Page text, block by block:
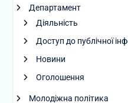
Департамент
Діяльність
Доступ до публічної
Новини
Оголошення
Молодіжна політика